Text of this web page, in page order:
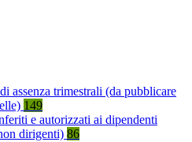
assenza trimestrali (da pubblicare
149
e autorizzati ai dipendenti
dirigenti) 86